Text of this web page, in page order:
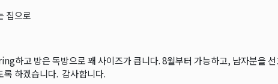
집으로
하고 방은 독방으로 꽤 사이즈가 큽니다. 8월부터 가능하고, 남자분을
록 하겠습니다. 감사합니다.